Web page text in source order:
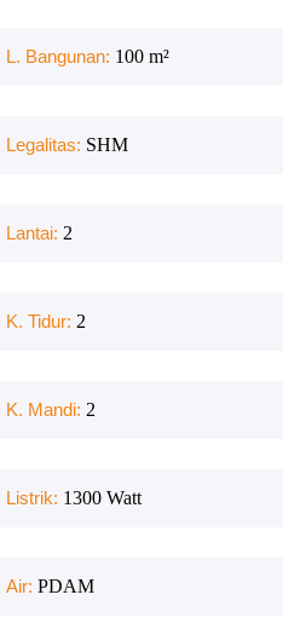
L. Bangunan: 100 m²
Legalitas: SHM
Lantai: 2
K. Tidur: 2
K. Mandi: 2
Listrik: 1300 Watt
Air: PDAM